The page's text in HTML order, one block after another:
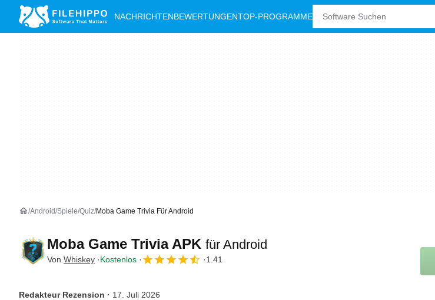
NACHRICHTENBEWERTUNGENTOP-PROGRAMME
Android Spiele Quiz Moba Game Trivia Für Android
Moba Game Trivia APK für Android
Von Whiskey Kostenlos 1.41
Redakteur Rezension · 17. Juli 2026